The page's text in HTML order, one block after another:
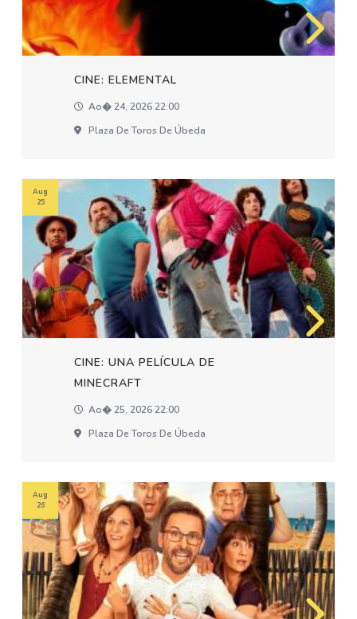
CINE: ELEMENTAL
Ao� 24, 2026 22:00
Plaza De Toros De Úbeda
CINE: UNA PELÍCULA DE
MINECRAFT
Ao� 25, 2026 22:00
Plaza De Toros De Úbeda
Aug
25
Aug
26